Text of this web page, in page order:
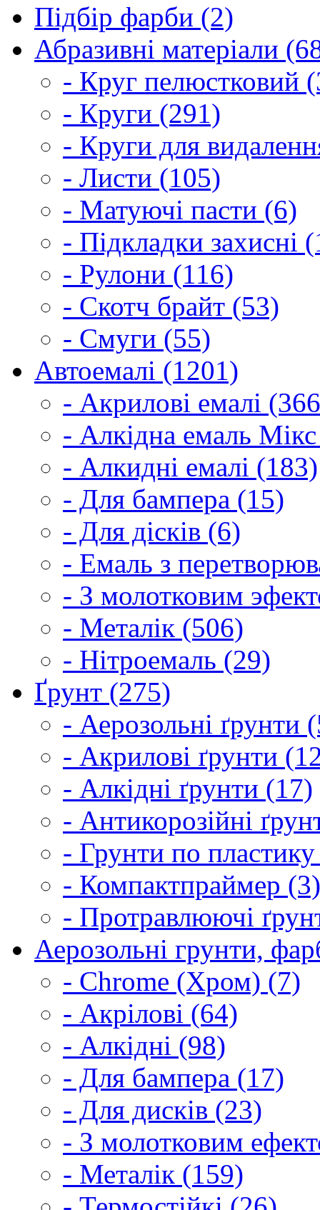
Підбір фарби (2)
Абразивні матеріали
- Круг пелюстковий
- Круги (291)
- Круги для
- Листи (105)
- Матуючі пасти (6)
- Підкладки захисні
- Рулони (116)
- Скотч брайт (53)
- Смуги (55)
Автоемалі (1201)
- Акрилові емалі
- Алкідна емаль
- Алкидні емалі (183)
- Для бампера (15)
- Для дісків (6)
- Емаль з
- З молотковим
- Металік (506)
- Нітроемаль (29)
Ґрунт (275)
- Аерозольні ґрунти
- Акрилові ґрунти
- Алкідні ґрунти (17)
- Антикорозійні
- Грунти по
- Компактпраймер (3)
- Протравлюючі
Аерозольні грунти,
- Chrome (Хром) (7)
- Акрілові (64)
- Алкідні (98)
- Для бампера (17)
- Для дисків (23)
- З молотковим
- Металік (159)